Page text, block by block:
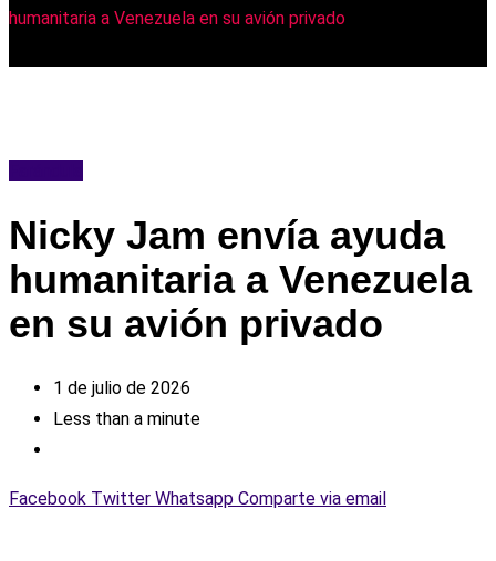
humanitaria a Venezuela en su avión privado
Nicky Jam envía ayuda
humanitaria a Venezuela
en su avión privado
1 de julio de 2026
Less than a minute
Facebook Twitter Whatsapp Comparte via email